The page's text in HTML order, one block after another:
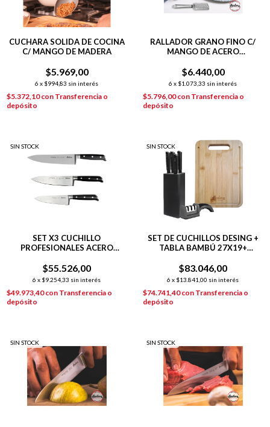
CUCHARA SOLIDA DE COCINA
C/ MANGO DE MADERA
$5.969,00
6 x $994,83 sin interés
$5.372,10con Transferencia o
depósito
RALLADOR GRANO FINO C/
MANGO DE ACERO
$6.440,00
6 x $1.073,33 sin interés
$5.796,00con Transferencia o
depósito
SIN STOCK
SET X3 CUCHILLO
PROFESIONALES ACERO
$55.526,00
6 x $9.254,33 sin interés
$49.973,40con Transferencia o
depósito
SIN STOCK
SET DE CUCHILLOS DESING +
TABLA BAMBÚ 27X19+
$83.046,00
6 x $13.841,00 sin interés
$74.741,40con Transferencia o
depósito
SIN STOCK SIN STOCK